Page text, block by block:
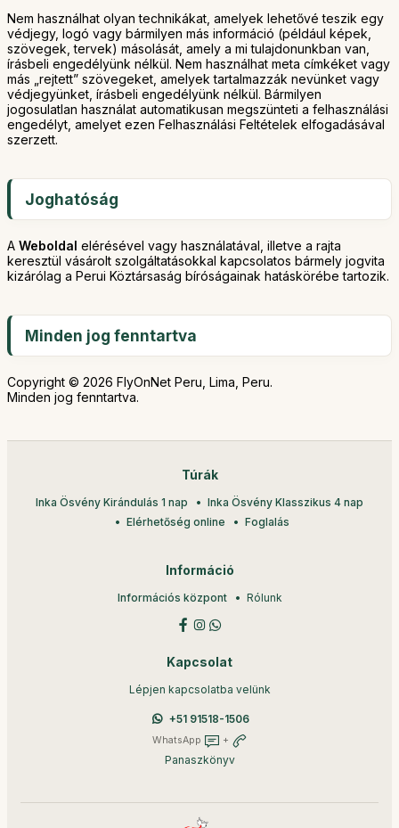
Nem használhat olyan technikákat, amelyek lehetővé teszik egy
védjegy, logó vagy bármilyen más információ (például képek,
szövegek, tervek) másolását, amely a mi tulajdonunkban van,
írásbeli engedélyünk nélkül. Nem használhat meta címkéket vagy
más „rejtett” szövegeket, amelyek tartalmazzák nevünket vagy
védjegyünket, írásbeli engedélyünk nélkül. Bármilyen
jogosulatlan használat automatikusan megszünteti a felhasználási
engedélyt, amelyet ezen Felhasználási Feltételek elfogadásával
szerzett.
Joghatóság
A Weboldal elérésével vagy használatával, illetve a rajta
keresztül vásárolt szolgáltatásokkal kapcsolatos bármely jogvita
kizárólag a Perui Köztársaság bíróságainak hatáskörébe tartozik.
Minden jog fenntartva
Copyright © 2026 FlyOnNet Peru, Lima, Peru.
Minden jog fenntartva.
Túrák
Inka Ösvény Kirándulás 1 nap
Inka Ösvény Klasszikus 4 nap
Elérhetőség online
Foglalás
Információ
Információs központ Rólunk
Kapcsolat
Lépjen kapcsolatba velünk
+51 91518-1506
WhatsApp +
Panaszkönyv